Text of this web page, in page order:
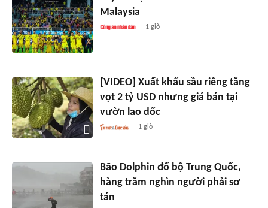
Malaysia
1 giờ
[VIDEO] Xuất khẩu sầu riêng tăng
vọt 2 tỷ USD nhưng giá bán tại
vườn lao dốc
1 giờ
Bão Dolphin đổ bộ Trung Quốc,
hàng trăm nghìn người phải sơ
tán